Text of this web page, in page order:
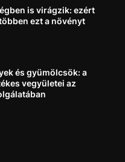
is virágzik: ezért
ezt a növényt
és gyümölcsök: a
vegyületei az